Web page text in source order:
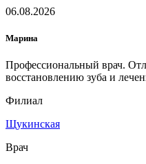
06.08.2026
Марина
Профессиональный врач.
восстановлению зуба и
Филиал
Щукинская
Врач